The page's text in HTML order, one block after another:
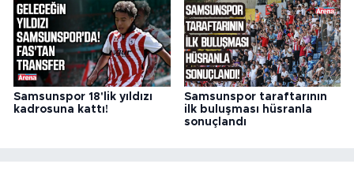
Samsunspor 18'lik yıldızı
kadrosuna kattı!
Samsunspor taraftarının
ilk buluşması hüsranla
sonuçlandı